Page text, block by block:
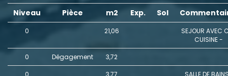
Niveau Pièce m2 Exp. Sol
0 21,06
SEJOUR AVEC
CUISINE -
0
Dégagement
3,72